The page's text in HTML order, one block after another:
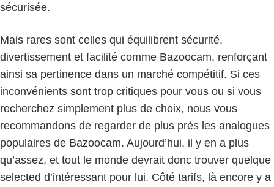
sécurisée.
Mais rares sont celles qui équilibrent sécurité,
divertissement et facilité comme Bazoocam, renforçant
ainsi sa pertinence dans un marché compétitif. Si ces
inconvénients sont trop critiques pour vous ou si vous
recherchez simplement plus de choix, nous vous
recommandons de regarder de plus près les analogues
populaires de Bazoocam. Aujourd’hui, il y en a plus
qu’assez, et tout le monde devrait donc trouver quelque
selected d’intéressant pour lui. Côté tarifs, là encore y a